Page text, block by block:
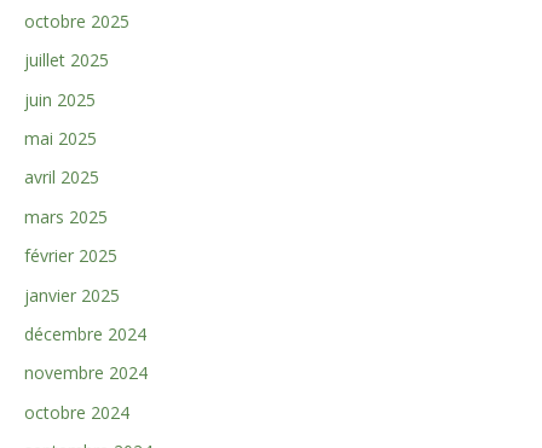
octobre 2025
juillet 2025
juin 2025
mai 2025
avril 2025
mars 2025
février 2025
janvier 2025
décembre 2024
novembre 2024
octobre 2024